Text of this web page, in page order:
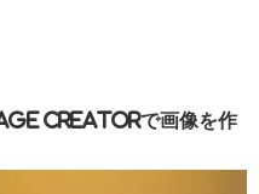
Creatorで画像を作